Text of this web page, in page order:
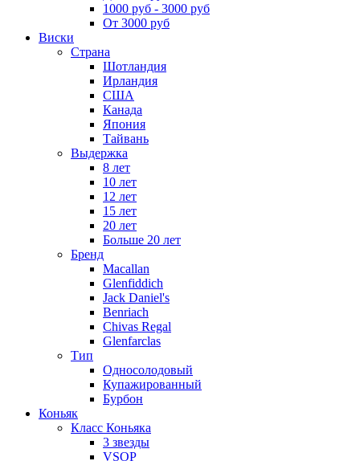
1000 руб - 3000 руб
От 3000 руб
Виски
Страна
Шотландия
Ирландия
США
Канада
Япония
Тайвань
Выдержка
8 лет
10 лет
12 лет
15 лет
20 лет
Больше 20 лет
Бренд
Macallan
Glenfiddich
Jack Daniel's
Benriach
Chivas Regal
Glenfarclas
Тип
Односолодовый
Купажированный
Бурбон
Коньяк
Класс Коньяка
3 звезды
VSOP